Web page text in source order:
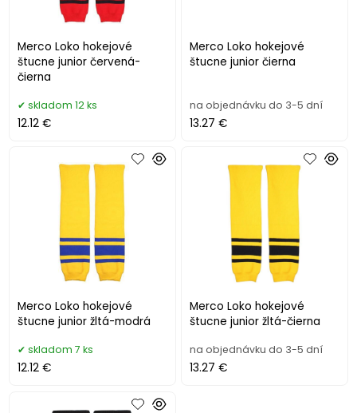
Merco Loko hokejové
štucne junior červená-
čierna
skladom 12 ks
12.12 €
Merco Loko hokejové
štucne junior čierna
na objednávku do 3-5 dní
13.27 €
Merco Loko hokejové
štucne junior žltá-modrá
skladom 7 ks
12.12 €
Merco Loko hokejové
štucne junior žltá-čierna
na objednávku do 3-5 dní
13.27 €